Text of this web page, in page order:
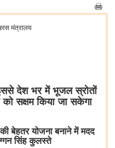
मंत्रालय
देश भर में भूजल स्रोतों
सक्षम किया जा सकेगा
बेहतर योजना बनाने में मदद
सिंह कुलस्ते